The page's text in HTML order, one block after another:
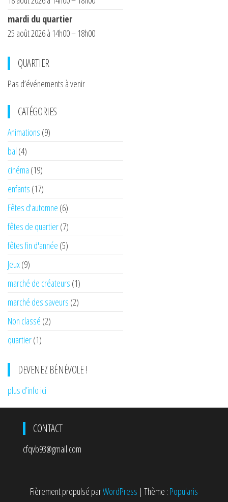
mardi du quartier
25 août 2026 à 14h00 – 18h00
QUARTIER
Pas d’événements à venir
CATÉGORIES
Animations (9)
bal (4)
cinéma (19)
enfants (17)
Fêtes d'automne (6)
fêtes de quartier(7)
fêtes fin d'année (5)
Jeux(9)
marché de créateurs (1)
marché des saveurs (2)
Non classé (2)
quartier(1)
DEVENEZ BÉNÉVOLE !
plus d’info ici
CONTACT
cfqvb93@gmail.com
Fièrement propulsé parWordPress | Thème : Popularis